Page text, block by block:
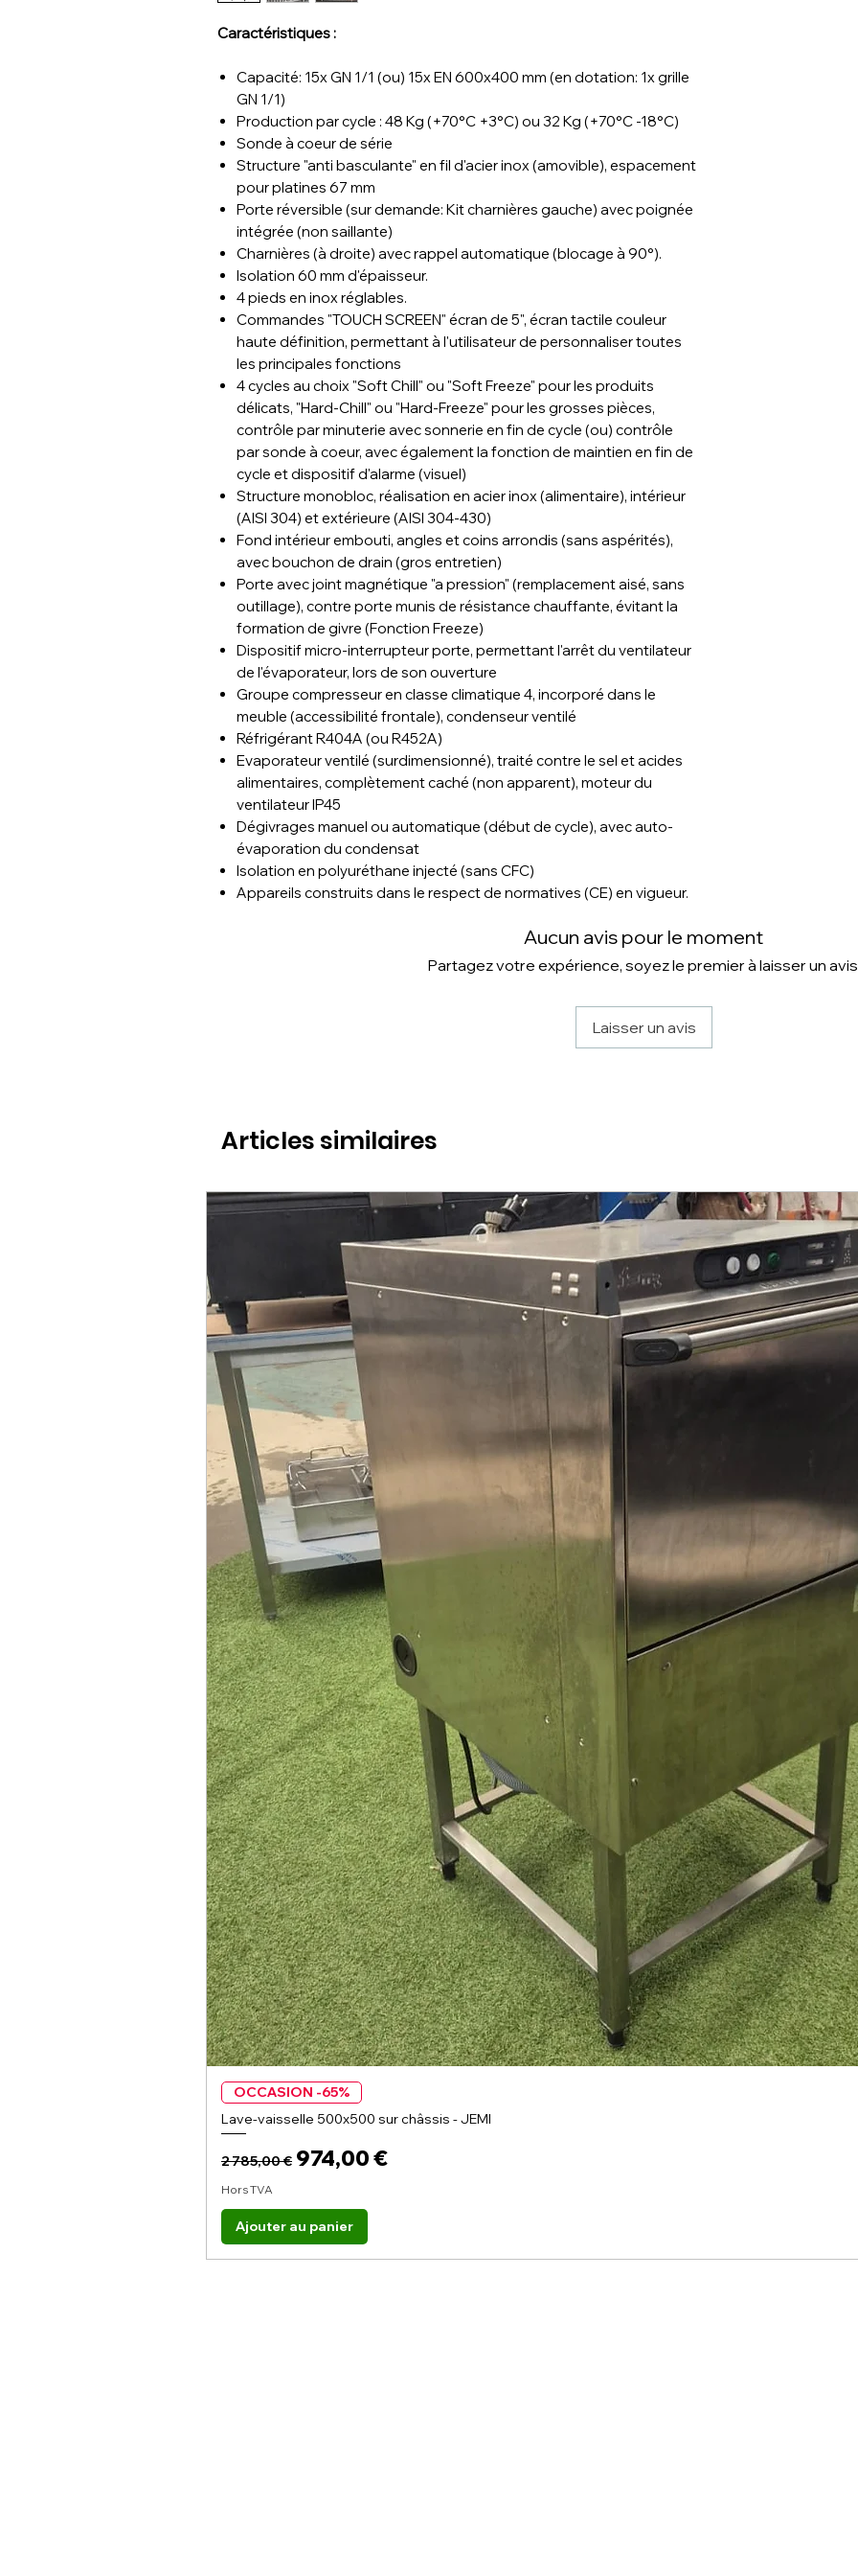
Caractéristiques :
Capacité: 15x GN 1/1 (ou) 15x EN 600x400 mm (en dotation: 1x grille
GN 1/1)
Production par cycle : 48 Kg (+70°C +3°C) ou 32 Kg (+70°C -18°C)
Sonde à coeur de série
Structure "anti basculante" en fil d'acier inox (amovible), espacement
pour platines 67 mm
Porte réversible (sur demande: Kit charnières gauche) avec poignée
intégrée (non saillante)
Charnières (à droite) avec rappel automatique (blocage à 90°).
Isolation 60 mm d'épaisseur.
4 pieds en inox réglables.
Commandes "TOUCH SCREEN" écran de 5", écran tactile couleur
haute définition, permettant à l'utilisateur de personnaliser toutes
les principales fonctions
4 cycles au choix "Soft Chill" ou "Soft Freeze" pour les produits
délicats, "Hard-Chill" ou "Hard-Freeze" pour les grosses pièces,
contrôle par minuterie avec sonnerie en fin de cycle (ou) contrôle
par sonde à coeur, avec également la fonction de maintien en fin de
cycle et dispositif d'alarme (visuel)
Structure monobloc, réalisation en acier inox (alimentaire), intérieur
(AISI 304) et extérieure (AISI 304-430)
Fond intérieur embouti, angles et coins arrondis (sans aspérités),
avec bouchon de drain (gros entretien)
Porte avec joint magnétique "a pression" (remplacement aisé, sans
outillage), contre porte munis de résistance chauffante, évitant la
formation de givre (Fonction Freeze)
Dispositif micro-interrupteur porte, permettant l'arrêt du ventilateur
de l'évaporateur, lors de son ouverture
Groupe compresseur en classe climatique 4, incorporé dans le
meuble (accessibilité frontale), condenseur ventilé
Réfrigérant R404A (ou R452A)
Evaporateur ventilé (surdimensionné), traité contre le sel et acides
alimentaires, complètement caché (non apparent), moteur du
ventilateur IP45
Dégivrages manuel ou automatique (début de cycle), avec auto-
évaporation du condensat
Isolation en polyuréthane injecté (sans CFC)
Appareils construits dans le respect de normatives (CE) en vigueur.
Aucun avis pour le moment
Partagez votre expérience, soyez le premier à laisser un
Laisser un avis
Articles similaires
OCCASION -65%
Lave-vaisselle 500x500 sur châssis - JEMI
Prix original
2 785,00 € Prix promotionnel
974,00 €
Hors TVA
Ajouter au panier